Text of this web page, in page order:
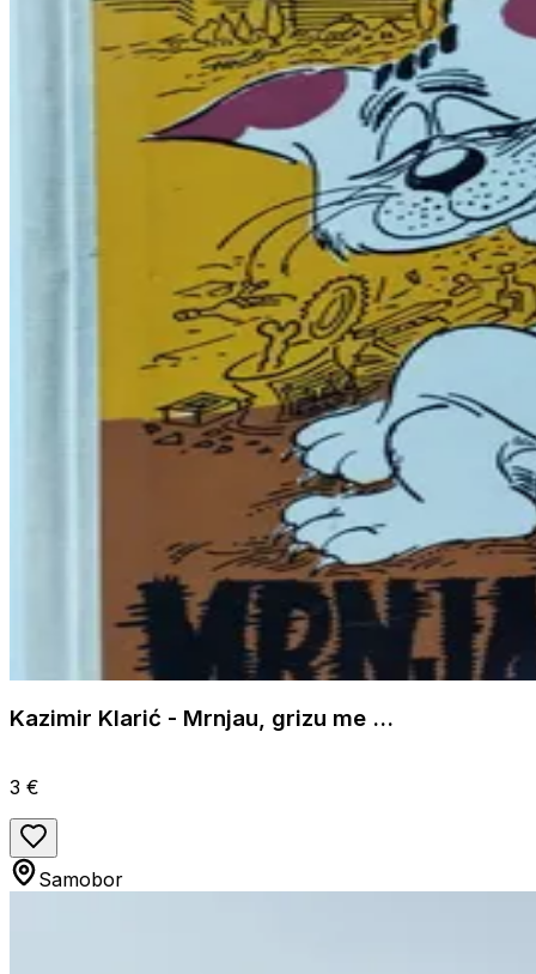
Kazimir Klarić - Mrnjau, grizu me ...
3 €
Samobor